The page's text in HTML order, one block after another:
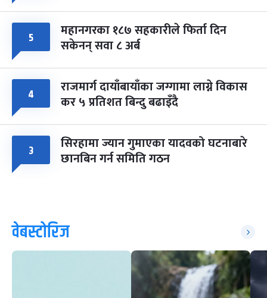
५ महानगरका १८७ सहकारीले फिर्ता दिन
सकेनन् सवा ८ अर्ब
४ राजमार्ग दायाँबायाँका जग्गामा लाग्ने विकास
कर ५ प्रतिशत बिन्दु बढाइँदै
३ सिरहामा ज्यान गुमाएका यादवको घटनाबारे
छानबिन गर्न समिति गठन
वेबस्टोरिज